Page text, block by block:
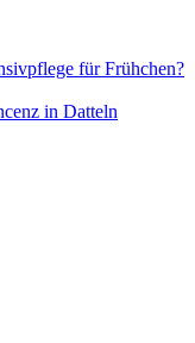
für Frühchen?
in Datteln